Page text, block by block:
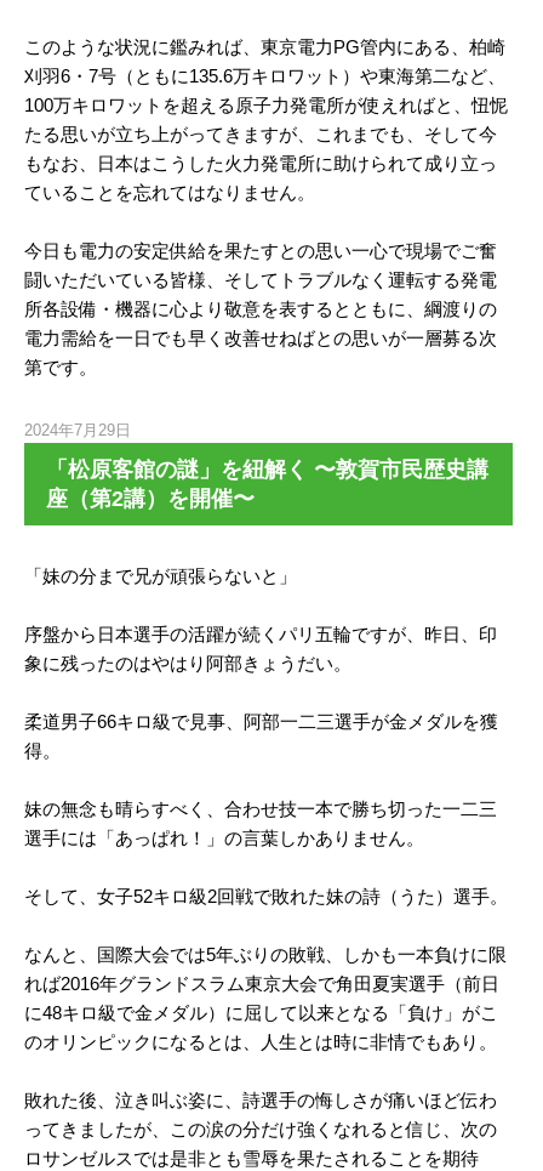
このような状況に鑑みれば、東京電力PG管内にある、柏崎
刈羽6・7号（ともに135.6万キロワット）や東海第二など、
100万キロワットを超える原子力発電所が使えればと、忸怩
たる思いが立ち上がってきますが、これまでも、そして今
もなお、日本はこうした火力発電所に助けられて成り立っ
ていることを忘れてはなりません。
今日も電力の安定供給を果たすとの思い一心で現場でご奮
闘いただいている皆様、そしてトラブルなく運転する発電
所各設備・機器に心より敬意を表するとともに、綱渡りの
電力需給を一日でも早く改善せねばとの思いが一層募る次
第です。
2024年7月29日
「松原客館の謎」を紐解く 〜敦賀市民歴史講
座（第2講）を開催〜
「妹の分まで兄が頑張らないと」
序盤から日本選手の活躍が続くパリ五輪ですが、昨日、印
象に残ったのはやはり阿部きょうだい。
柔道男子66キロ級で見事、阿部一二三選手が金メダルを獲
得。
妹の無念も晴らすべく、合わせ技一本で勝ち切った一二三
選手には「あっぱれ！」の言葉しかありません。
そして、女子52キロ級2回戦で敗れた妹の詩（うた）選手。
なんと、国際大会では5年ぶりの敗戦、しかも一本負けに限
れば2016年グランドスラム東京大会で角田夏実選手（前日
に48キロ級で金メダル）に屈して以来となる「負け」がこ
のオリンピックになるとは、人生とは時に非情でもあり。
敗れた後、泣き叫ぶ姿に、詩選手の悔しさが痛いほど伝わ
ってきましたが、この涙の分だけ強くなれると信じ、次の
ロサンゼルスでは是非とも雪辱を果たされることを期待